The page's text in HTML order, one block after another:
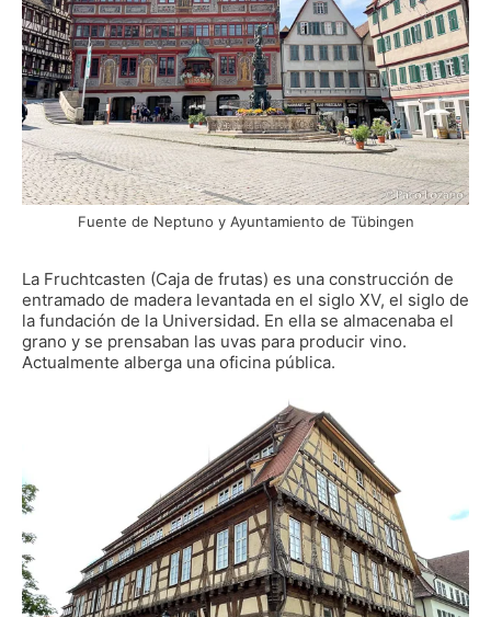
Fuente de Neptuno y Ayuntamiento de Tübingen
La Fruchtcasten (Caja de frutas) es una construcción de
entramado de madera levantada en el siglo XV, el siglo de
la fundación de la Universidad. En ella se almacenaba el
grano y se prensaban las uvas para producir vino.
Actualmente alberga una oficina pública.